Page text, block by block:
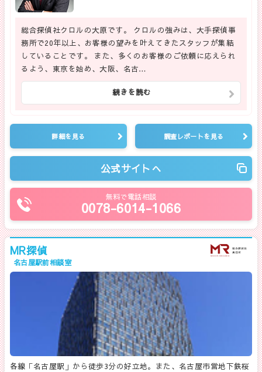
総合探偵社クロルの大原です。 クロルの強みは、大手探偵事
務所で20年以上、お客様の望みを叶えてきたスタッフが集結
していることです。 また、多くのお客様のご依頼に応えられ
るよう、東京を始め、大阪、名古…
続きを読む
詳細を見る 調査レポートを見る
公式サイトへ
無料で電話相談
0078-6014-1066
MR探偵
名古屋駅前相談室
各線「名古屋駅」から徒歩3分の好立地。また、名古屋市営地下鉄桜